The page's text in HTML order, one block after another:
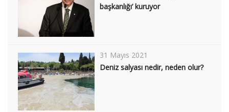
başkanlığı’ kuruyor
31 Mayıs 2021
Deniz salyası nedir, neden olur?